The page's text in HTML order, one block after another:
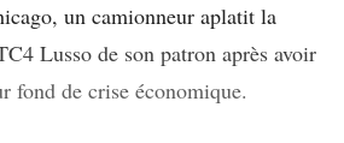
un camionneur aplatit la
Lusso de son patron après avoir
fond de crise économique.